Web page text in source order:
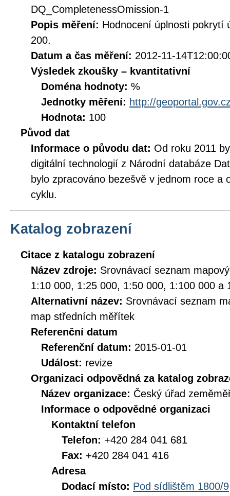
DQ_CompletenessOmission-1
Popis měření: Hodnocení úplnosti pokrytí
200.
Datum a čas měření: 2012-11-
Výsledek zkoušky – kvantitativní
Doména hodnoty: %
Jednotky měření: http://
Hodnota: 100
Původ dat
Informace o původu dat: Od roku 2011
digitální technologií z Národní databáze
bylo zpracováno bezešvě v jednom roce
cyklu.
Katalog zobrazení
Citace z katalogu zobrazení
Název zdroje: Srovnávací seznam
1:10 000, 1:25 000, 1:50 000, 1:100 000 a
Alternativní název: Srovnávací seznam
map středních měřítek
Referenční datum
Referenční datum: 2015-01-01
Událost: revize
Organizaci odpovědná za katalog
Název organizace: Český úřad
Informace o odpovědné organizaci
Kontaktní telefon
Telefon: +420 284 041 681
Fax: +420 284 041 416
Adresa
Dodací místo: Pod sídlištěm 1800/9